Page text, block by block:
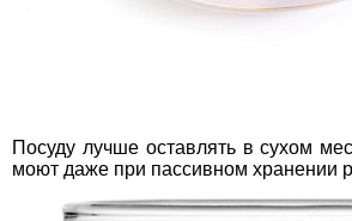
Посуду лучше оставлять в сухом
моют даже при пассивном хранении